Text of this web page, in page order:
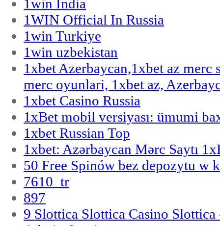
1win India
1WIN Official In Russia
1win Turkiye
1win uzbekistan
1xbet Azerbaycan,1xbet az merc
merc oyunlari, 1xbet az,
1xbet Casino Russia
1xBet mobil versiyası: ümumi
1xbet Russian Top
1xbet: Azərbaycan Mərc Saytı
50 Free Spinów bez depozytu w
7610_tr
897
9 Slottica Slottica Casino Slottica